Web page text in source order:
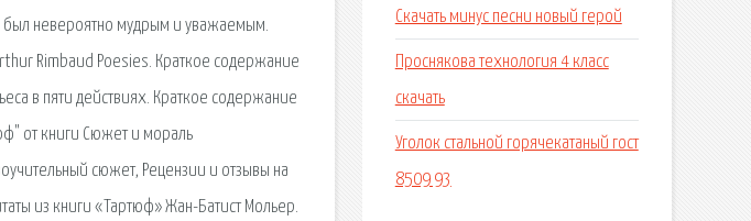
был невероятно мудрым и уважаемым.
Rimbaud Poesies. Краткое содержание
в пяти действиях. Краткое содержание
от книги Сюжет и мораль
сюжет, Рецензии и отзывы на
из книги «Тартюф» Жан-Батист Мольер.
Скачать минус песни новый герой
Проснякова технология 4 класс
скачать
Уголок стальной горячекатаный гост
8509 93